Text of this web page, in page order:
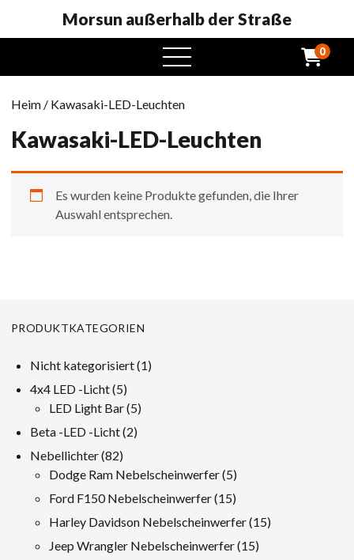
Morsun außerhalb der Straße
Öffnen
Sie
Menü
0
Heim / Kawasaki-LED-Leuchten
Kawasaki-LED-Leuchten
Es wurden keine Produkte gefunden, die Ihrer
Auswahl entsprechen.
PRODUKTKATEGORIEN
Nicht kategorisiert 11
4x4 LED -Licht 55
Produkte
LED Light Bar 55
Beta -LED -Licht 22
Nebellichter 8282
Produkte
Dodge Ram Nebelscheinwerfer 55
Produkte
Ford F150 Nebelscheinwerfer 1515
Produkte
Harley Davidson Nebelscheinwerfer 1515
Jeep Wrangler Nebelscheinwerfer 1515